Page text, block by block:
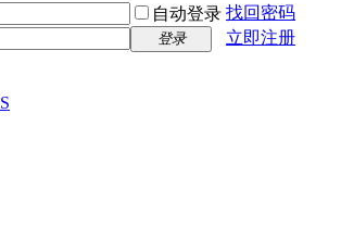
自动登录 找回密码
登录
立即注册